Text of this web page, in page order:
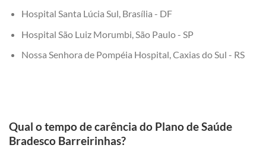
Hospital Santa Lúcia Sul, Brasília - DF
Hospital São Luiz Morumbi, São Paulo - SP
Nossa Senhora de Pompéia Hospital, Caxias do Sul - RS
Qual o tempo de carência do Plano de Saúde
Bradesco Barreirinhas?